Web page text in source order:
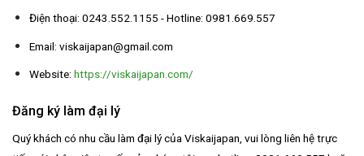
Điện thoại: 0243.552.1155 - Hotline: 0981.669.557
Email: viskaijapan@gmail.com
Website: https://viskaijapan.com/
Đăng ký làm đại lý
Quý khách có nhu cầu làm đại lý của Viskaijapan, vui lòng liên hệ trực